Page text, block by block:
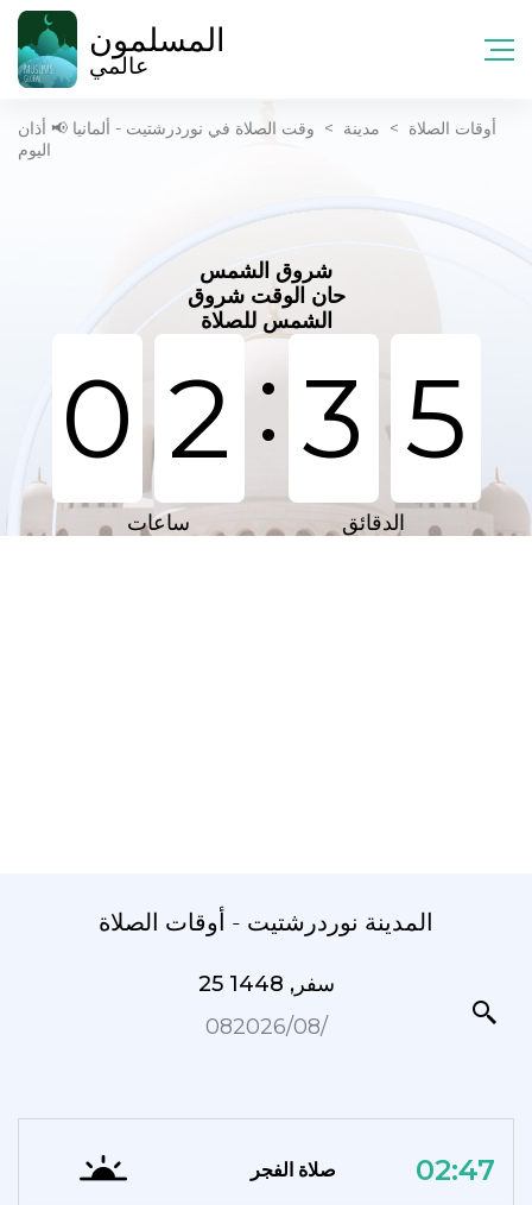
المسلمون
عالمي
أوقات الصلاة > مدينة > وقت الصلاة في نوردرشتيت - ألمانيا 📢 أذان
اليوم
شروق الشمس
حان الوقت شروق
الشمس للصلاة
0 2 : 3 5
ساعات الدقائق
المدينة نوردرشتيت - أوقات الصلاة
25 سفر, 1448
08‏/08‏/2026
صلاة الفجر 02:47